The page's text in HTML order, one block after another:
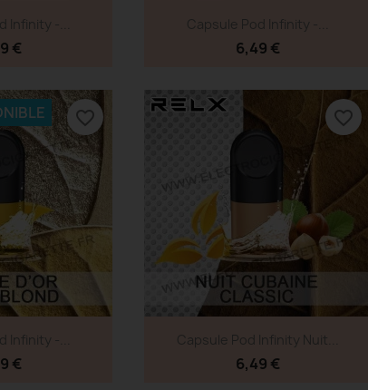
rapide
Infinity -...
€
Aperçu rapide
Capsule Pod Infinity -...
6,49 €
rapide
Infinity -...
€
favorite_border
 Aperçu rapide
Capsule Pod Infinity Nuit...
6,49 €
favorite_border